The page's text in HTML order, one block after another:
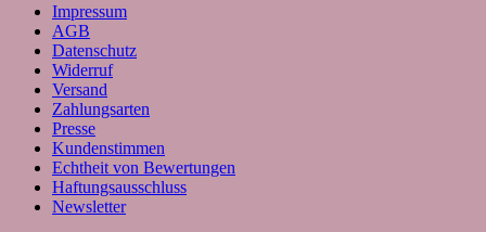
Impressum
AGB
Datenschutz
Widerruf
Versand
Zahlungsarten
Presse
Kundenstimmen
Echtheit von Bewertungen
Haftungsausschluss
Newsletter